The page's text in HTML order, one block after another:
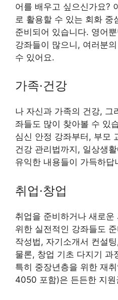
어를 배우고 싶으신가요?
로 활용할 수 있는 회화 중
준비되어 있습니다. 영어
강좌들이 많으니, 여러분
수 있어요.
가족·건강
나 자신과 가족의 건강, 그
좌들도 많이 찾아볼 수 있
심신 안정 강좌부터, 부모
건강 관리법까지, 일상생
유익한 내용들이 가득하답
취업·창업
취업을 준비하거나 새로
위한 실전적인 강좌들도
작성법, 자기소개서 컨설
물론, 창업 기초 다지기 과
특히 중장년층을 위한 재
4050 포함)은 든든한 지